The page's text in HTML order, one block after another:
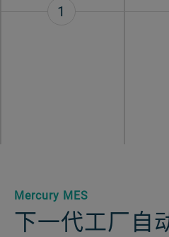
1
Mercury MES
下一代工厂自